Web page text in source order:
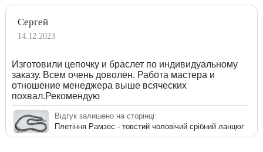
Сергей
14.12.2023
Изготовили цепочку и браслет по индивидуальному
заказу. Всем очень доволен. Работа мастера и
отношение менеджера выше всяческих
похвал.Рекомендую
Відгук залишено на сторінці:
Плетіння Рамзес - товстий чоловічий срібний ланцюг